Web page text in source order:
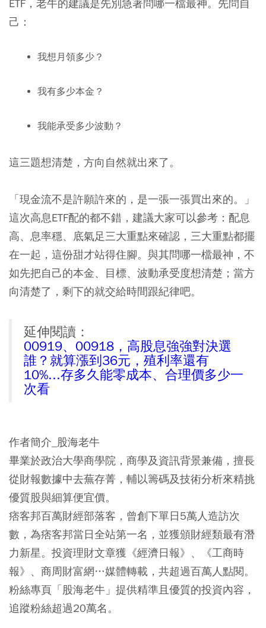
ETF，老牛的建議是先別急著問哪一檔最神。先問自
己：
我想月領多少？
我有多少本金？
我能承受多少波動？
這三題想清楚，方向自然就出來了。
「現金流不是許願許來的，是一張一張買出來的。」
這次高息ETF配的都不錯，建議大家可以參考：配息
高、息率穩、底氣足三大重點來確認，三大重點都擺
在一起，這份甜才站得住腳。與其問哪一檔最神，不
如先把自己的本金、目標、波動承受度想清楚；當方
向清楚了，剩下的就交給時間跟紀律吧。
延伸閱讀：
00919、00918，高股息強強對決選
誰？就算漲到36元，殖利率還有
10%...存多久能零成本、合理價多少一
次看
作者簡介_股海老牛
畢業於政治大學商學院，商學及資訊背景兼備，擅長
從財報數據中去蕪存菁，輔以籌碼及技術分析來精挑
優質股與細算便宜價。
痞客邦百萬財經部落客，曾創下單日5萬人造訪次
數，為痞客邦當日全站第一名，並獲頒財經類最有潛
力新星。投資理財文章獲《經濟日報》、《工商時
報》、商周財富網…媒體轉載，共超過百萬人點閱。
粉絲專頁「股海老牛」提供精準且優質的投資內容，
追蹤粉絲超過20萬名。